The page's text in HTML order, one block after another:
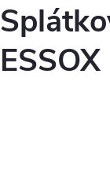
ESSOX